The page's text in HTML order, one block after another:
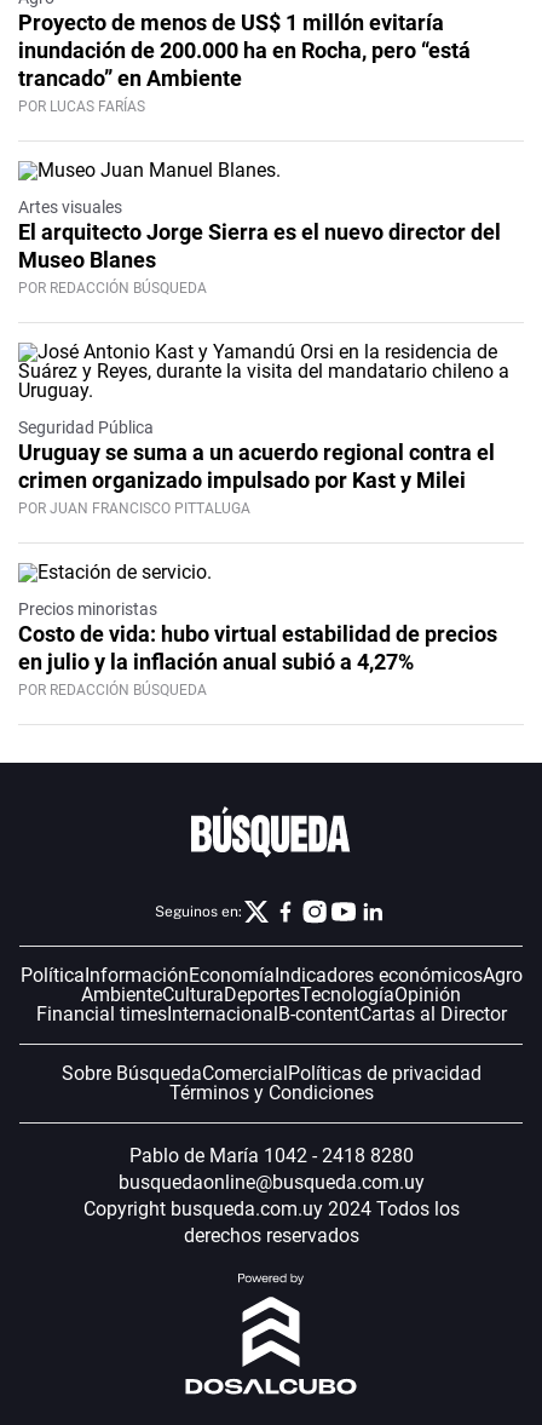
Proyecto de menos de US$ 1 millón evitaría
inundación de 200.000 ha en Rocha, pero “está
trancado” en Ambiente
POR LUCAS FARÍAS
Artes visuales
El arquitecto Jorge Sierra es el nuevo director del
Museo Blanes
POR REDACCIÓN BÚSQUEDA
Seguridad Pública
Uruguay se suma a un acuerdo regional contra el
crimen organizado impulsado por Kast y Milei
POR JUAN FRANCISCO PITTALUGA
Precios minoristas
Costo de vida: hubo virtual estabilidad de precios
en julio y la inflación anual subió a 4,27%
POR REDACCIÓN BÚSQUEDA
Seguinos en:
PolíticaInformaciónEconomíaIndicadores económicosAgro
AmbienteCulturaDeportesTecnologíaOpinión
Financial timesInternacionalB-contentCartas al Director
Sobre BúsquedaComercialPolíticas de privacidad
Términos y Condiciones
Pablo de María 1042 - 2418 8280
busquedaonline@busqueda.com.uy
Copyright busqueda.com.uy 2024 Todos los
derechos reservados